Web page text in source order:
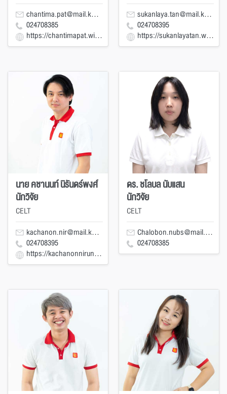
chantima.pat@mail.kmutt.ac.th
024708385
https://chantimapat.wixsite.com/chantima-pat
sukanlaya.tan@mail.kmutt.ac.th
024708395
https://sukanlayatan.wixsite.com/sukanlaya-tan
นาย คชานนท์ นิรันดร์พงศ์
นักวิจัย
CELT
kachanon.nir@mail.kmutt.ac.th
024708395
https://kachanonnirunpong.wixsite.com/kachanon-nir
ดร. ชโลบล นับแสน
นักวิจัย
CELT
Chalobon.nubs@mail.kmutt.ac.th
024708385